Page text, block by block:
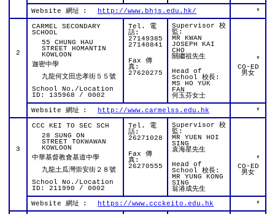
Website 網址 : http://www.bhjs.edu.hk/ *
2
CARMEL SECONDARY
SCHOOL
55 CHUNG HAU
STREET HOMANTIN
KOWLOON
迦密中學
九龍何文田忠孝街５５號
School No./Location
ID: 135968 / 0002
Tel. 電
話:
27149385
27140841
Fax 傳
真:
27620275
Supervisor 校
監:
MR KWAN
JOSEPH KAI
CHO
關繼祖先生
Head of
School 校長:
MS HO YUK
FAN
何玉芬女士
*
CO-ED
男女
Website 網址 : http://www.carmelss.edu.hk *
3
CCC KEI TO SEC SCH
28 SUNG ON
STREET TOKWAWAN
KOWLOON
中華基督教會基道中學
九龍土瓜灣崇安街２８號
School No./Location
ID: 211990 / 0002
Tel. 電
話:
26271028
Fax 傳
真:
26270555
Supervisor 校
監:
MR YUEN HOI
SING
袁海星先生
Head of
School 校長:
MR YUNG KONG
SING
翁港成先生
*
CO-ED
男女
Website 網址 : https://www.ccckeito.edu.hk *